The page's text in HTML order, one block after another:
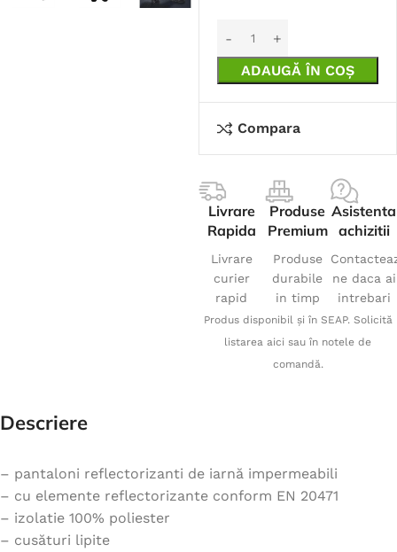
ADAUGĂ ÎN COȘ
Compara
Livrare
Rapida
Livrare
curier
rapid
Produse
Premium
Produse
durabile
in timp
Asistenta
achizitii
ne daca ai
intrebari
Produs disponibil și în SEAP. Solicită
listarea aici sau în notele de
comandă.
Descriere
– pantaloni reflectorizanti de iarnă impermeabili
– cu elemente reflectorizante conform EN 20471
– izolatie 100% poliester
– cusături lipite